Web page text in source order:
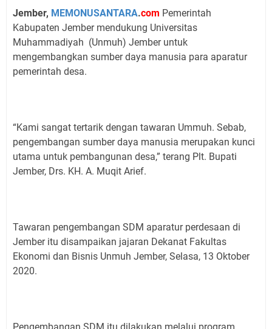
Jember, MEMONUSANTARA.com Pemerintah
Kabupaten Jember mendukung Universitas
Muhammadiyah (Unmuh) Jember untuk
mengembangkan sumber daya manusia para aparatur
pemerintah desa.
“Kami sangat tertarik dengan tawaran Ummuh. Sebab,
pengembangan sumber daya manusia merupakan kunci
utama untuk pembangunan desa,” terang Plt. Bupati
Jember, Drs. KH. A. Muqit Arief.
Tawaran pengembangan SDM aparatur perdesaan di
Jember itu disampaikan jajaran Dekanat Fakultas
Ekonomi dan Bisnis Unmuh Jember, Selasa, 13 Oktober
2020.